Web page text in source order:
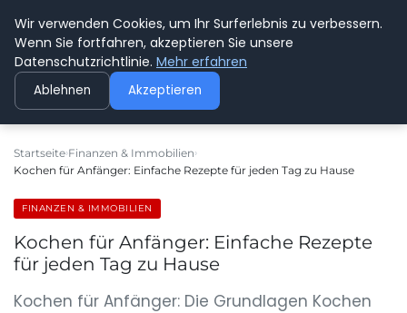
GEDANKENSCHREI
Startseite Finanzen & Immobilien
Kochen für Anfänger: Einfache Rezepte für jeden Tag zu Hause
FINANZEN & IMMOBILIEN
Kochen für Anfänger: Einfache Rezepte
für jeden Tag zu Hause
Kochen für Anfänger: Die Grundlagen Kochen
Wir verwenden Cookies, um Ihr Surferlebnis zu verbessern.
Wenn Sie fortfahren, akzeptieren Sie unsere
Datenschutzrichtlinie. Mehr erfahren
Ablehnen Akzeptieren